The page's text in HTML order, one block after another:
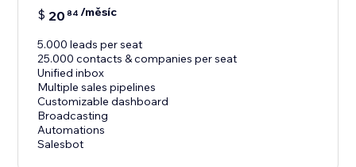
$ 20 84 /měsíc
5.000 leads per seat
25.000 contacts & companies per seat
Unified inbox
Multiple sales pipelines
Customizable dashboard
Broadcasting
Automations
Salesbot